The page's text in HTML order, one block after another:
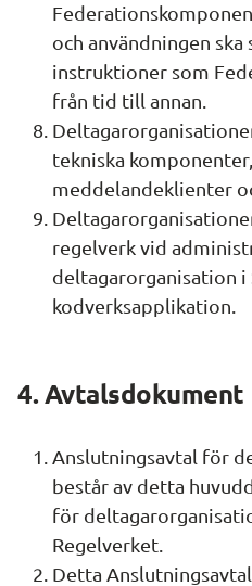
och användningen
instruktioner som
från tid till annan.
tekniska
meddelandeklienter
regelverk vid
deltagarorganisation i
kodverksapplikation.
4. Avtalsdokument
Anslutningsavtal för
består av detta
för
Regelverket.
Detta